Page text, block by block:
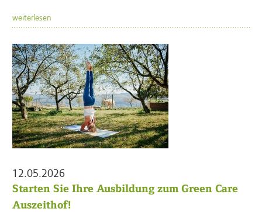
weiterlesen
12.05.2026
Starten Sie Ihre Ausbildung zum Green Care
Auszeithof!